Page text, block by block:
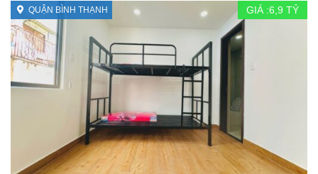
QUẬN BÌNH THẠNH GIÁ :6,9 TỶ